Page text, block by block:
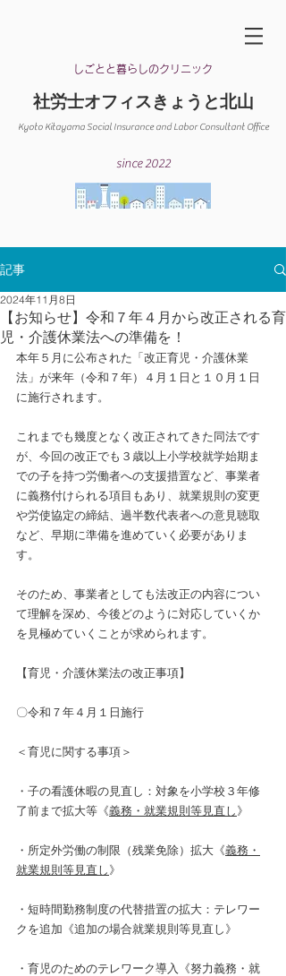
​しごとと暮らしのクリニック
​社労士オフィスきょうと北山
Kyoto Kitayama Social Insurance and Labor Consultant Office​
since 2022
記事
【お知らせ】令和７年４月から改正される育
児・介護休業法への準備を！
2024年11月8日
本年５月に公布された「改正育児・介護休業
法」が来年（令和７年）４月１日と１０月１日
に施行されます。
これまでも幾度となく改正されてきた同法です
が、今回の改正でも３歳以上小学校就学始期ま
での子を持つ労働者への支援措置など、事業者
に義務付けられる項目もあり、就業規則の変更
や労使協定の締結、過半数代表者への意見聴取
など、早期に準備を進めていく必要がありま
す。
そのため、事業者としても法改正の内容につい
て理解を深め、今後どのように対応していくか
を見極めていくことが求められます。
【育児・介護休業法の改正事項】
〇令和７年４月１日施行
＜育児に関する事項＞
・子の看護休暇の見直し：対象を小学校３年修
了前まで拡大等《義務・就業規則等見直し》
・所定外労働の制限（残業免除）拡大《義務・
就業規則等見直し》
・短時間勤務制度の代替措置の拡大：テレワー
クを追加《追加の場合就業規則等見直し》
・育児のためのテレワーク導入《努力義務・就